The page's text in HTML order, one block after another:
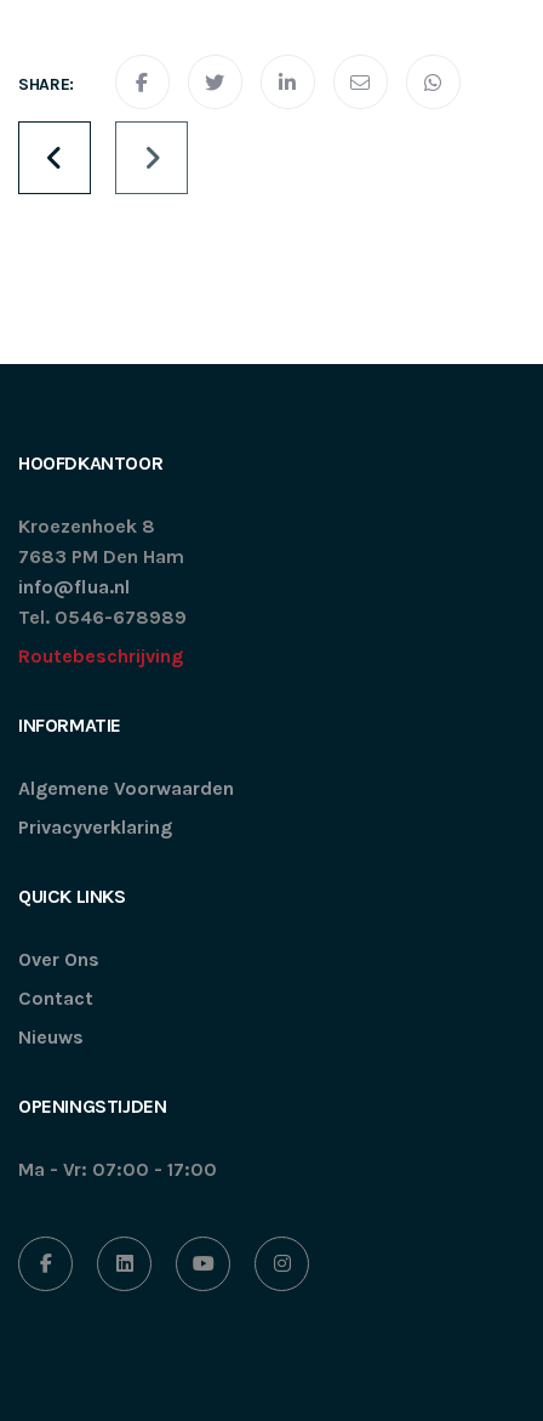
SHARE:
Projecten
navigation
HOOFDKANTOOR
Kroezenhoek 8
7683 PM Den Ham
info@flua.nl
Tel. 0546-678989
Routebeschrijving
INFORMATIE
Algemene Voorwaarden
Privacyverklaring
QUICK LINKS
Over Ons
Contact
Nieuws
OPENINGSTIJDEN
Ma - Vr: 07:00 - 17:00